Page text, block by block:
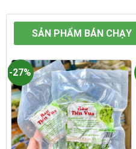
SẢN PHẨM BÁN CHẠY
-27%